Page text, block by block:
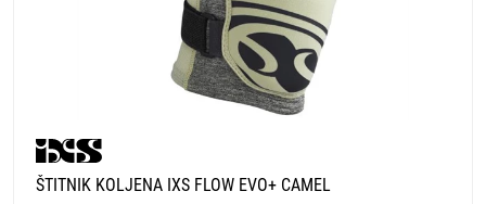
ŠTITNIK KOLJENA IXS FLOW EVO+ CAMEL